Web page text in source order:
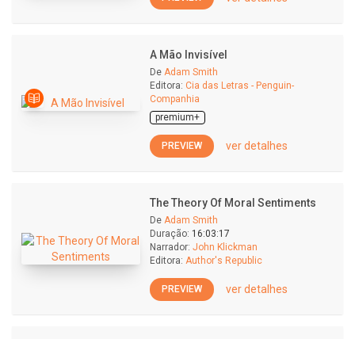
A Mão Invisível
De Adam Smith
Editora: Cia das Letras - Penguin-
Companhia
premium+
PREVIEW ver detalhes
The Theory Of Moral Sentiments
De Adam Smith
Duração: 16:03:17
Narrador: John Klickman
Editora: Author's Republic
PREVIEW ver detalhes